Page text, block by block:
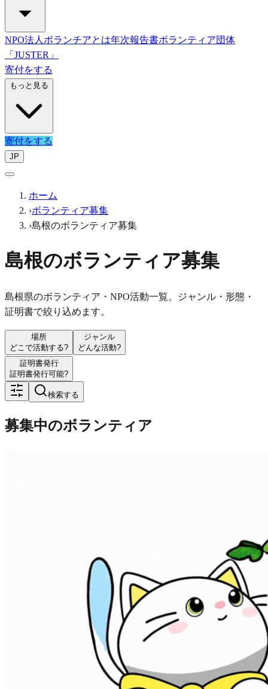
NPO法人ボランチアとは年次報告書ボランティア団体
「JUSTER」
寄付をする
もっと見る
寄付をする
JP
ホーム
›ボランティア募集
›島根のボランティア募集
島根のボランティア募集
島根県のボランティア・NPO活動一覧。ジャンル・形態・
証明書で絞り込めます。
場所
どこで活動する?
ジャンル
どんな活動?
証明書発行
証明書発行可能?
検索する
募集中のボランティア